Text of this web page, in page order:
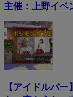
主催：上野イベ
【アイドルバ